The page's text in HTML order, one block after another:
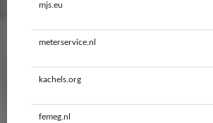
mjs.eu
meterservice.nl
kachels.org
femeg.nl